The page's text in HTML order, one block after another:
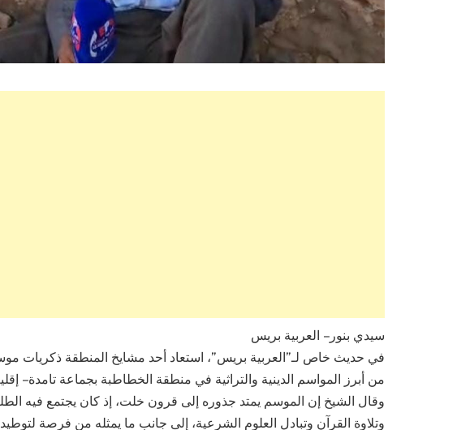
سيدي بنور – العربية بريس
في حديث خاص لـ”العربية بريس”، استعاد أحد مشايخ المنطقة ذكريات
من أبرز المواسم الدينية والتراثية في منطقة الخطاطبة بجماعة تامدة –
وقال الشيخ إن الموسم يمتد جذوره إلى قرون خلت، إذ كان يجتمع فيه
وتلاوة القرآن وتبادل العلوم الشرعية، إلى جانب ما يمثله من فرصة